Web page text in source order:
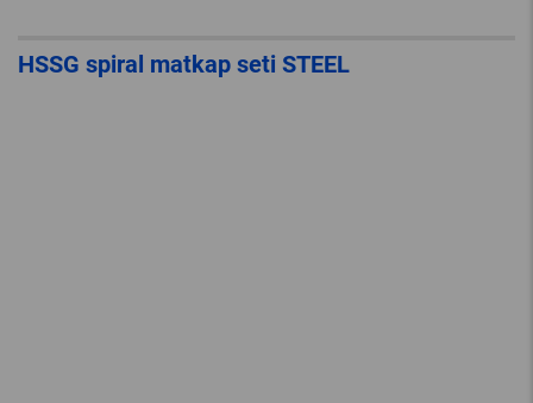
HSSG spiral matkap seti STEEL